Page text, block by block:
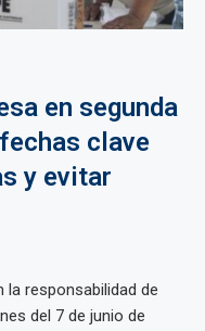
en segunda
clave
y evitar
la responsabilidad de
del 7 de junio de